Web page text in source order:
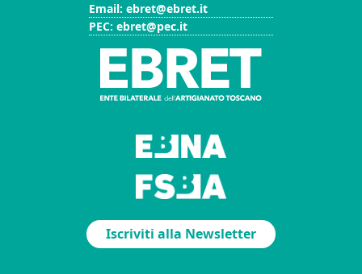
Email: ebret@ebret.it
PEC: ebret@pec.it
Iscriviti alla Newsletter